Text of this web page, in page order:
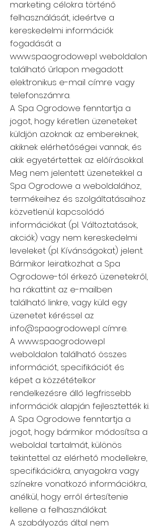
marketing célokra történő
felhasználását, ideértve a
kereskedelmi információk
fogadását a
www.spaogrodowe.pl weboldalon
található űrlapon megadott
elektronikus e-mail címre vagy
telefonszámra.
A Spa Ogrodowe fenntartja a
jogot, hogy kéretlen üzeneteket
küldjön azoknak az embereknek,
akiknek elérhetőségei vannak, és
akik egyetértettek az előírásokkal.
Meg nem jelentett üzenetekkel a
Spa Ogrodowe a weboldalához,
termékeihez és szolgáltatásaihoz
közvetlenül kapcsolódó
információkat (pl. Változtatások,
akciók) vagy nem kereskedelmi
leveleket (pl. Kívánságokat) jelent.
Bármikor leiratkozhat a Spa
Ogrodowe-tól érkező üzenetekről,
ha rákattint az e-mailben
található linkre, vagy küld egy
üzenetet kéréssel az
info@spaogrodowe.pl címre.
A www.spaogrodowe.pl
weboldalon található összes
információt, specifikációt és
képet a közzétételkor
rendelkezésre álló legfrissebb
információk alapján fejlesztették ki.
A Spa Ogrodowe fenntartja a
jogot, hogy bármikor módosítsa a
weboldal tartalmát, különös
tekintettel az elérhető modellekre,
specifikációkra, anyagokra vagy
színekre vonatkozó információkra,
anélkül, hogy erről értesítenie
kellene a felhasználókat.
A szabályozás által nem